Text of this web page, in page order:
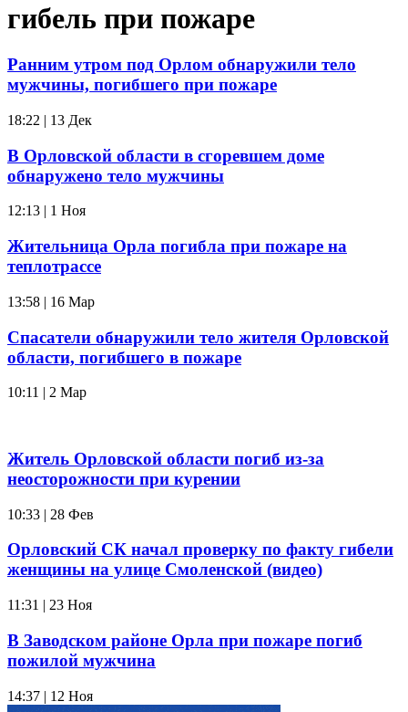
гибель при пожаре
Ранним утром под Орлом обнаружили тело
мужчины, погибшего при пожаре
18:22 | 13 Дек
В Орловской области в сгоревшем доме
обнаружено тело мужчины
12:13 | 1 Ноя
Жительница Орла погибла при пожаре на
теплотрассе
13:58 | 16 Мар
Спасатели обнаружили тело жителя Орловской
области, погибшего в пожаре
10:11 | 2 Мар
Житель Орловской области погиб из-за
неосторожности при курении
10:33 | 28 Фев
Орловский СК начал проверку по факту гибели
женщины на улице Смоленской (видео)
11:31 | 23 Ноя
В Заводском районе Орла при пожаре погиб
пожилой мужчина
14:37 | 12 Ноя